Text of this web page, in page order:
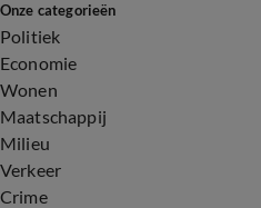
Onze categorieën
Politiek
Economie
Wonen
Maatschappij
Milieu
Verkeer
Crime